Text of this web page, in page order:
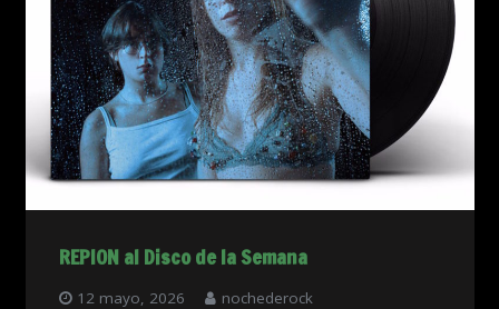
REPION al Disco de la Semana
12 mayo, 2026 nochederock